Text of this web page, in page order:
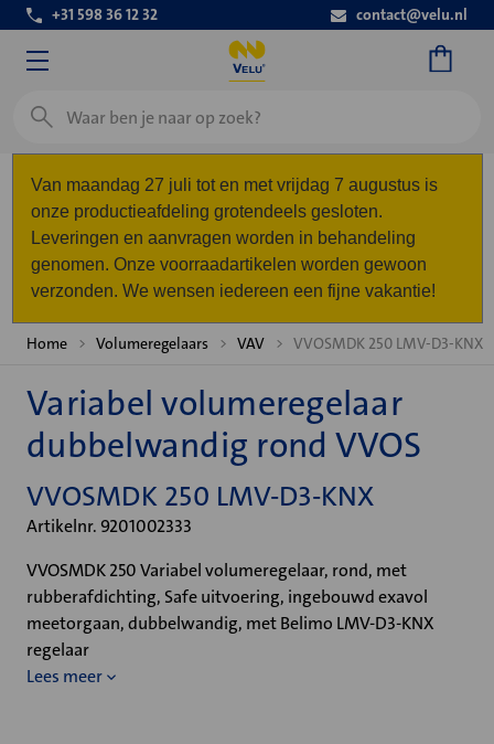
+31 598 36 12 32 contact@velu.nl
Zoeken
Van maandag 27 juli tot en met vrijdag 7 augustus is
onze productieafdeling grotendeels gesloten.
Leveringen en aanvragen worden in behandeling
genomen. Onze voorraadartikelen worden gewoon
verzonden. We wensen iedereen een fijne vakantie!
Home Volumeregelaars VAV VVOSMDK 250 LMV-D3-KNX
Variabel volumeregelaar
dubbelwandig rond VVOS
VVOSMDK 250 LMV-D3-KNX
Artikelnr. 9201002333
VVOSMDK 250 Variabel volumeregelaar, rond, met
rubberafdichting, Safe uitvoering, ingebouwd exavol
meetorgaan, dubbelwandig, met Belimo LMV-D3-KNX
regelaar
Lees meer